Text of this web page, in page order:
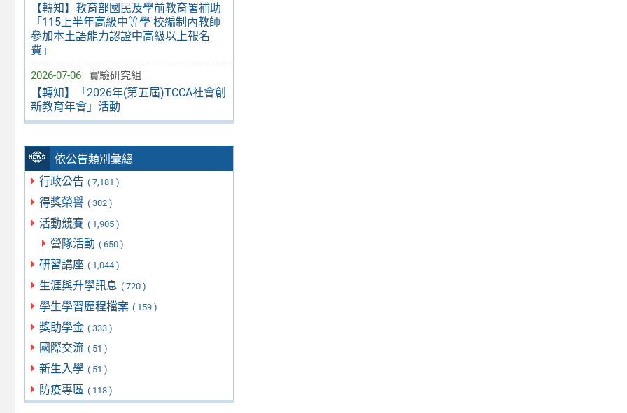
【轉知】教育部國民及學前教育署補助
「115上半年高級中等學 校編制內教師
參加本土語能力認證中高級以上報名
費」
2026-07-06 實驗研究組
【轉知】「2026年(第五屆)TCCA社會創
新教育年會」活動
依公告類別彙總
行政公告 ( 7,181 )
得獎榮譽 ( 302 )
活動競賽 ( 1,905 )
營隊活動 ( 650 )
研習講座 ( 1,044 )
生涯與升學訊息 ( 720 )
學生學習歷程檔案 ( 159 )
獎助學金 ( 333 )
國際交流 ( 51 )
新生入學 ( 51 )
防疫專區 ( 118 )